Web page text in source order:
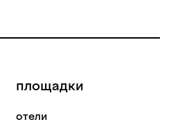
площадки
отели